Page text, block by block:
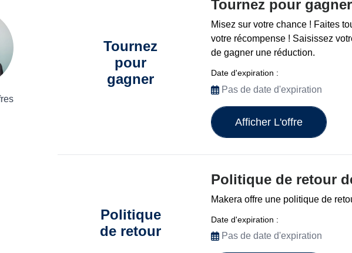
Tournez
pour
gagner
Tournez pour
Misez sur votre chance ! Faites
votre récompense ! Saisissez
de gagner une réduction.
Date d'expiration :
Pas de date d'expiration
Afficher L'offre
Politique
de retour
Politique de retour
Makera offre une politique de
Date d'expiration :
Pas de date d'expiration